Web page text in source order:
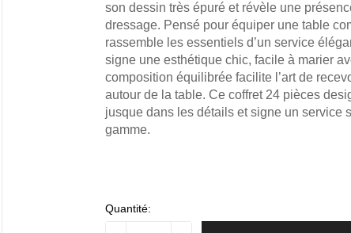
son dessin très épuré et révèle une
dressage. Pensé pour équiper une table
rassemble les essentiels d’un service
signe une esthétique chic, facile à marier
composition équilibrée facilite l’art de
autour de la table. Ce coffret 24 pièces
jusque dans les détails et signe un service
gamme.
Quantité: